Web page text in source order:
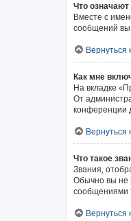
Что
Вместе с
сообщений вы
Вернуться
Как мне
На вкладке
От
конференции
Вернуться
Что такое
Звания,
Обычно вы не
сообщениями
Вернуться